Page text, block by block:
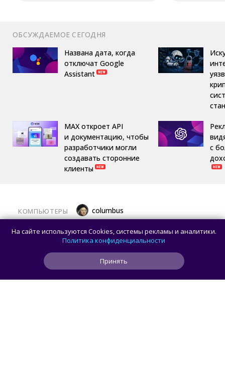
ОБСУЖДАЕМОЕ СЕГОДНЯ
Названа дата, когда
отключат Google
Assistant
MAX откроет API
и документацию, чтобы
разработчики могли
создавать сторонние
клиенты
с
КОМПЬЮТЕРЫ columbus
Какой ПК собрать в августе 2026 года:
лучшие игровые сборки от 59 100 рублей
На сайте используются Cookies, системы рекламы и аналитики.
Политика конфиденциальности
Принять